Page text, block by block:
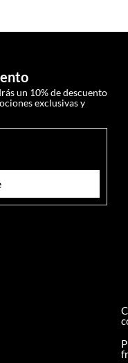
un 10% de descuento
exclusivas y